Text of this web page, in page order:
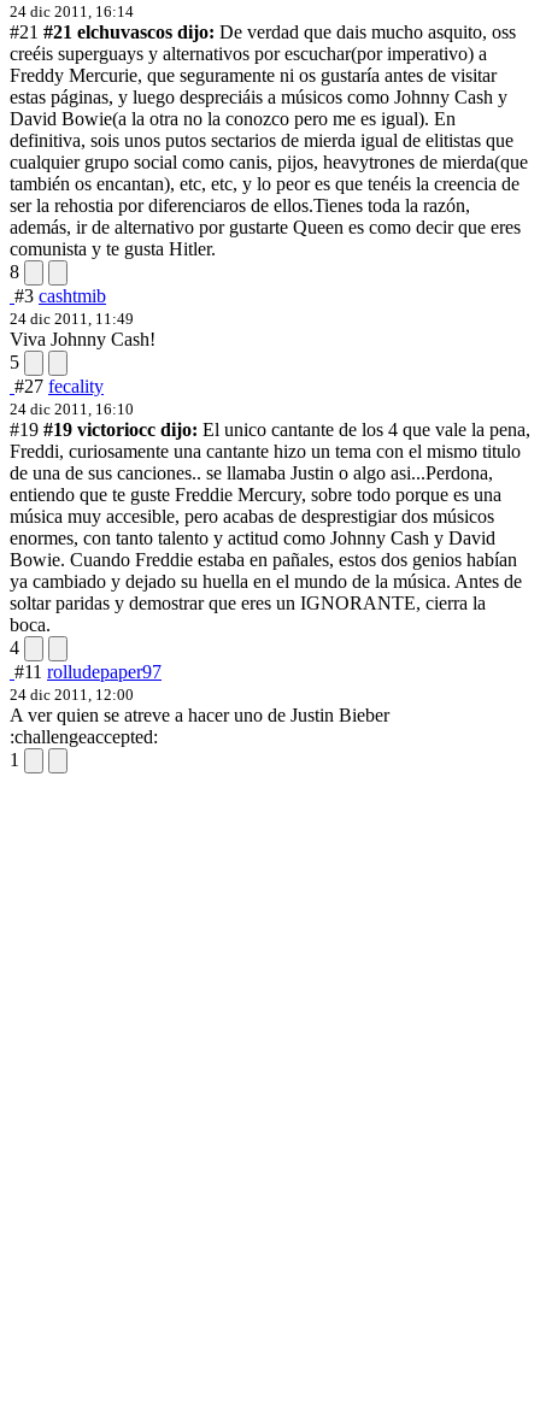
24 dic 2011, 16:14
#21 #21 elchuvascos dijo: De verdad que dais mucho asquito, oss
creéis superguays y alternativos por escuchar(por imperativo) a
Freddy Mercurie, que seguramente ni os gustaría antes de visitar
estas páginas, y luego despreciáis a músicos como Johnny Cash y
David Bowie(a la otra no la conozco pero me es igual). En
definitiva, sois unos putos sectarios de mierda igual de elitistas que
cualquier grupo social como canis, pijos, heavytrones de mierda(que
también os encantan), etc, etc, y lo peor es que tenéis la creencia de
ser la rehostia por diferenciaros de ellos.Tienes toda la razón,
además, ir de alternativo por gustarte Queen es como decir que eres
comunista y te gusta Hitler.
8
#3 cashtmib
24 dic 2011, 11:49
Viva Johnny Cash!
5
#27 fecality
24 dic 2011, 16:10
#19 #19 victoriocc dijo: El unico cantante de los 4 que vale la pena,
Freddi, curiosamente una cantante hizo un tema con el mismo titulo
de una de sus canciones.. se llamaba Justin o algo asi...Perdona,
entiendo que te guste Freddie Mercury, sobre todo porque es una
música muy accesible, pero acabas de desprestigiar dos músicos
enormes, con tanto talento y actitud como Johnny Cash y David
Bowie. Cuando Freddie estaba en pañales, estos dos genios habían
ya cambiado y dejado su huella en el mundo de la música. Antes de
soltar paridas y demostrar que eres un IGNORANTE, cierra la
boca.
4
#11 rolludepaper97
24 dic 2011, 12:00
A ver quien se atreve a hacer uno de Justin Bieber
:challengeaccepted:
1